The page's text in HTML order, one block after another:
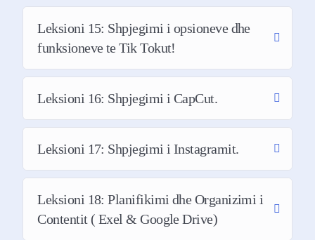
Kursin e regjistruar me mbi 23 orë
trajnim+
BONUSE me vlerën $500+ (falas
për ju), ku perfshihet:
Excel Template për krijimin dhe
menaxhimin e Contetit tuaj per 1 vit
Tutoriale per AI (Inteligjencen Artificiale)
ku do te mesoni:
-Si te klononi zerin
Leksioni 15: Shpjegimi i opsioneve dhe
funksioneve te Tik Tokut!
Leksioni 16: Shpjegimi i CapCut.
Leksioni 17: Shpjegimi i Instagramit.
Leksioni 18: Planifikimi dhe Organizimi i
Contentit ( Exel & Google Drive)